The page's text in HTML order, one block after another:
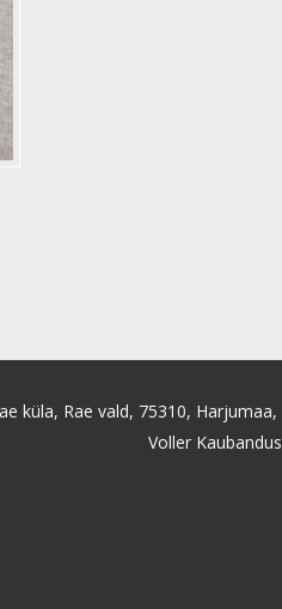
küla, Rae vald, 75310,
Voller